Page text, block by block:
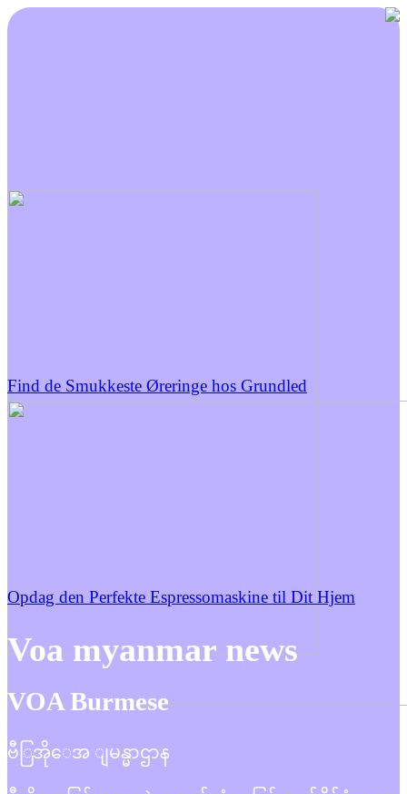
Find de Smukkeste Øreringe hos Grundled
Opdag den Perfekte Espressomaskine til Dit Hjem
Voa myanmar news
VOA Burmese
ဗီြအိုေအ ျမန္မာဌာန